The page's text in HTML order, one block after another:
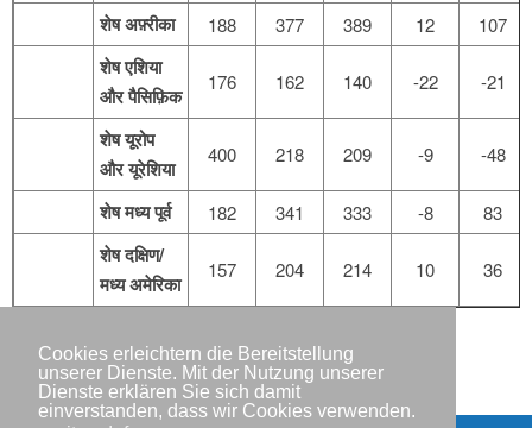
Cookies erleichtern die Bereitstellung
unserer Dienste. Mit der Nutzung unserer
Dienste erklären Sie sich damit
einverstanden, dass wir Cookies verwenden.
शेष अफ़्रीका 188 377 389 12 107
शेष एशिया
और पैसिफ़िक
176 162 140 -22 -21
शेष यूरोप
और यूरेशिया
400 218 209 -9 -48
शेष मध्य पूर्व 182 341 333 -8 83
शेष दक्षिण/
मध्य अमेरिका
157 204 214 10 36